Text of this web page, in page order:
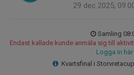
29 dec 2025,
Samling
Endast kallade kunde anmäla sig till
Logga in här
Kvartsfinal i